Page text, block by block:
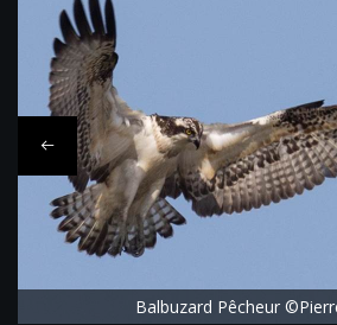
Balbuzard Pêcheur